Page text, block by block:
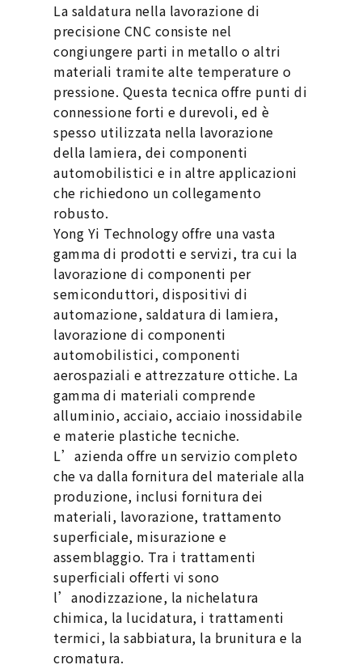
La saldatura nella lavorazione di
precisione CNC consiste nel
congiungere parti in metallo o altri
materiali tramite alte temperature o
pressione. Questa tecnica offre punti di
connessione forti e durevoli, ed è
spesso utilizzata nella lavorazione
della lamiera, dei componenti
automobilistici e in altre applicazioni
che richiedono un collegamento
robusto.
Yong Yi Technology offre una vasta
gamma di prodotti e servizi, tra cui la
lavorazione di componenti per
semiconduttori, dispositivi di
automazione, saldatura di lamiera,
lavorazione di componenti
automobilistici, componenti
aerospaziali e attrezzature ottiche. La
gamma di materiali comprende
alluminio, acciaio, acciaio inossidabile
e materie plastiche tecniche.
L’azienda offre un servizio completo
che va dalla fornitura del materiale alla
produzione, inclusi fornitura dei
materiali, lavorazione, trattamento
superficiale, misurazione e
assemblaggio. Tra i trattamenti
superficiali offerti vi sono
l’anodizzazione, la nichelatura
chimica, la lucidatura, i trattamenti
termici, la sabbiatura, la brunitura e la
cromatura.